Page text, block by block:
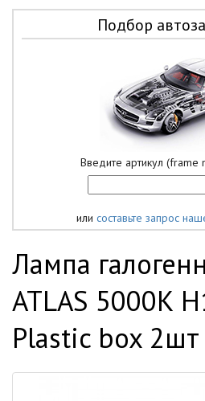
Подбор
Введите артикул (frame
или составьте запрос
Лампа
ATLAS 5000К
Plastic box